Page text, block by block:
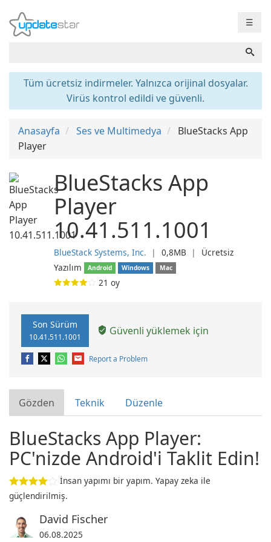
☰
Tüm ücretsiz indirmeler. Yalnızca orijinal dosyalar.
Virüs kontrol edildi ve güvenli.
Anasayfa Ses ve Multimedya
BlueStacks App
Player
BlueStacks App
Player
10.41.511.1001
BlueStack Systems, Inc. ❘ 0,8MB ❘ Ücretsiz
Yazılım
Android Windows Mac
21 oy
Son Sürüm
10.41.511.1001 Güvenli yüklemek için
Report a Problem
Gözden Teknik Düzenle
BlueStacks App Player:
PC'nizde Android'i Taklit Edin!
İnsan yapımı bir yapım. Yapay zeka ile
güçlendirilmiş.
David Fischer
06.08.2025